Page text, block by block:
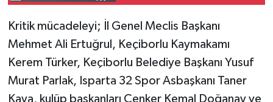
Kritik mücadeleyi; İl Genel Meclis Başkanı
Mehmet Ali Ertuğrul, Keçiborlu Kaymakamı
Kerem Türker, Keçiborlu Belediye Başkanı Yusuf
Murat Parlak, Isparta 32 Spor Asbaşkanı Taner
Kaya, kulüp başkanları Cenker Kemal Doğanay ve